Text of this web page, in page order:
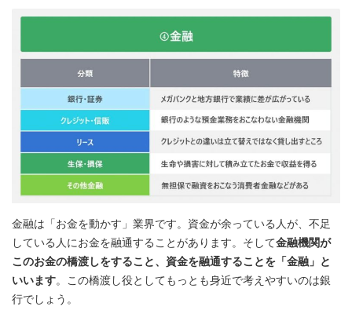
金融は「お金を動かす」業界です。資金が余っている人が、不足
している人にお金を融通することがあります。そして金融機関が
このお金の橋渡しをすること、資金を融通することを「金融」と
いいます。この橋渡し役としてもっとも身近で考えやすいのは銀
行でしょう。